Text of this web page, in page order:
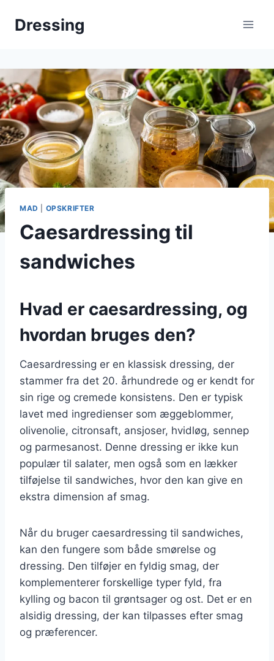
Dressing
MAD OPSKRIFTER
Caesardressing til
sandwiches
Hvad er caesardressing, og
hvordan bruges den?
Caesardressing er en klassisk dressing, der
stammer fra det 20. århundrede og er kendt for
sin rige og cremede konsistens. Den er typisk
lavet med ingredienser som æggeblommer,
olivenolie, citronsaft, ansjoser, hvidløg, sennep
og parmesanost. Denne dressing er ikke kun
populær til salater, men også som en lækker
tilføjelse til sandwiches, hvor den kan give en
ekstra dimension af smag.
Når du bruger caesardressing til sandwiches,
kan den fungere som både smørelse og
dressing. Den tilføjer en fyldig smag, der
komplementerer forskellige typer fyld, fra
kylling og bacon til grøntsager og ost. Det er en
alsidig dressing, der kan tilpasses efter smag
og præferencer.